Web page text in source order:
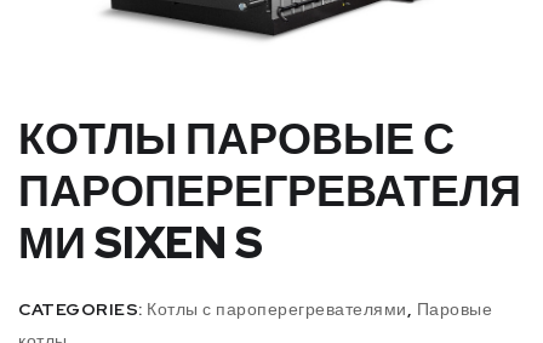
КОТЛЫ ПАРОВЫЕ С
ПАРОПЕРЕГРЕВАТЕЛЯ
МИ SIXEN S
CATEGORIES: Котлы с пароперегревателями
Паровые